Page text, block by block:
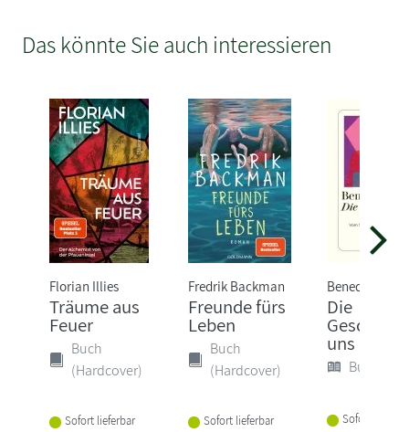
Das könnte Sie auch interessieren
Florian Illies
Träume aus
Feuer
Buch
(Hardcover)
Sofort lieferbar
Fredrik Backman
Freunde fürs
Leben
Buch
(Hardcover)
Sofort lieferbar
Benedict Wells
Die
uns
Buch
Sofort